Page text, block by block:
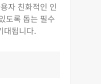
자 친화적인 인
도록 돕는 필수
대됩니다.